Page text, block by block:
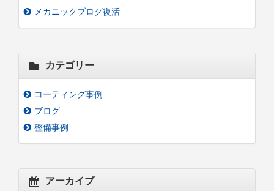
メカニックブログ復活
カテゴリー
コーティング事例
ブログ
整備事例
アーカイブ